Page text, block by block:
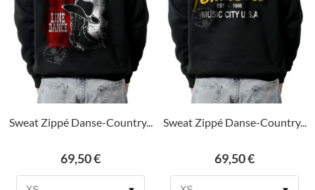
Sweat Zippé Danse-Country...
Prix
69,50 €
Sweat Zippé Danse-Country...
Prix
69,50 €